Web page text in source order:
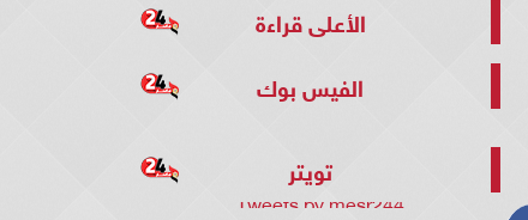
الأعلى قراءة
الفيس بوك
تويتر
Tweets by mesr244